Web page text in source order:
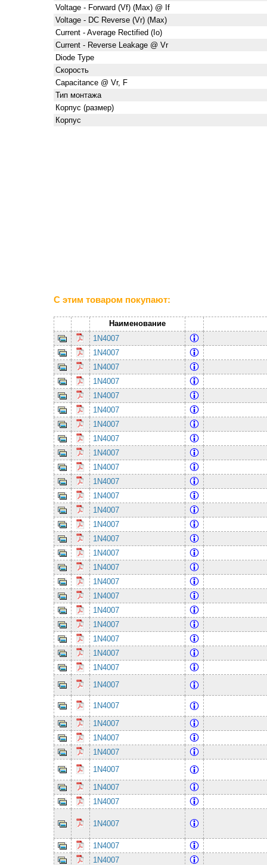
Voltage - Forward (Vf) (Max) @ If
Voltage - DC Reverse (Vr) (Max)
Current - Average Rectified (Io)
Current - Reverse Leakage @ Vr
Diode Type
Скорость
Capacitance @ Vr, F
Тип монтажа
Корпус (размер)
Корпус
С этим товаром покупают:
Наименование
1N4007
1N4007
1N4007
1N4007
1N4007
1N4007
1N4007
1N4007
1N4007
1N4007
1N4007
1N4007
1N4007
1N4007
1N4007
1N4007
1N4007
1N4007
1N4007
1N4007
1N4007
1N4007
1N4007
1N4007
1N4007
1N4007
1N4007
1N4007
1N4007
1N4007
1N4007
1N4007
1N4007
1N4007
1N4007